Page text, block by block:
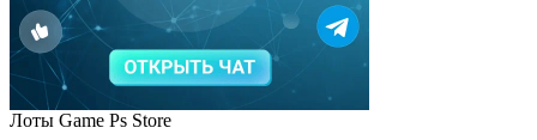
Лоты Game Ps Store